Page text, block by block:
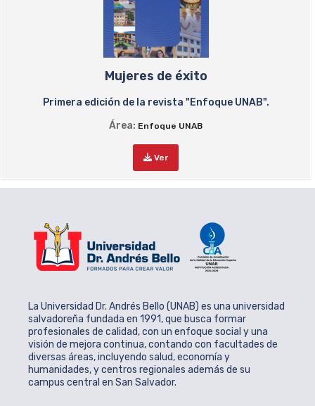
Mujeres de éxito
Primera edición de la revista "Enfoque UNAB".
Área: Enfoque UNAB
Ver
La Universidad Dr. Andrés Bello (UNAB) es una universidad
salvadoreña fundada en 1991, que busca formar
profesionales de calidad, con un enfoque social y una
visión de mejora continua, contando con facultades de
diversas áreas, incluyendo salud, economía y
humanidades, y centros regionales además de su
campus central en San Salvador.